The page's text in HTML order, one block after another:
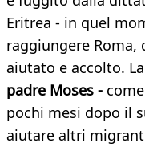
Eritrea - in quel
raggiungere
aiutato e accolto.
padre Moses -
pochi mesi dopo il
aiutare altri